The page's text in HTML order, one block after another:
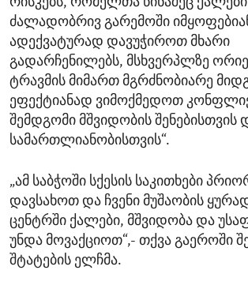
ძალადობრივ გარემოში
ადექვატურად დავუჭიროთ მხარი
გადარჩენილებს, მსხვერპლზე
ტრავმის მიმართ მგრძნობიარე
ეფექტიანად ვიმოქმედოთ
შემდგომი მშვიდობის შენებისთვის
სამართლიანობისთვის“.
„ამ საბჭოში სქესის საკითხები
დავსახოთ და ჩვენი მუშაობის
ცენტრში ქალები, მშვიდობა და
უნდა მოვაქციოთ“,- თქვა გაეროში
შტატების ელჩმა.